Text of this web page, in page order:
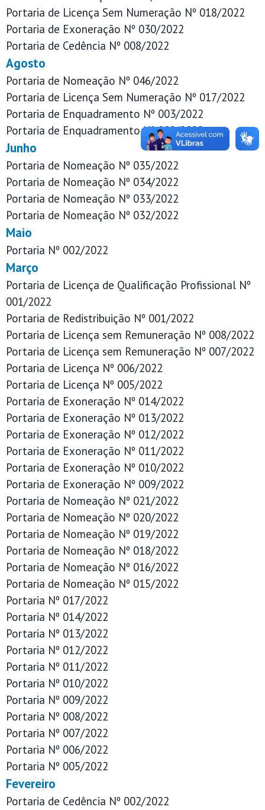
Portaria de Licença Sem Numeração Nº 018/2022
Portaria de Exoneração Nº 030/2022
Portaria de Cedência Nº 008/2022
Agosto
Portaria de Nomeação Nº 046/2022
Portaria de Licença Sem Numeração Nº 017/2022
Portaria de Enquadramento Nº 003/2022
Portaria de Enquadramento Nº 002/2022
Junho
Portaria de Nomeação Nº 035/2022
Portaria de Nomeação Nº 034/2022
Portaria de Nomeação Nº 033/2022
Portaria de Nomeação Nº 032/2022
Maio
Portaria Nº 002/2022
Março
Portaria de Licença de Qualificação Profissional Nº
001/2022
Portaria de Redistribuição Nº 001/2022
Portaria de Licença sem Remuneração Nº 008/2022
Portaria de Licença sem Remuneração Nº 007/2022
Portaria de Licença Nº 006/2022
Portaria de Licença Nº 005/2022
Portaria de Exoneração Nº 014/2022
Portaria de Exoneração Nº 013/2022
Portaria de Exoneração Nº 012/2022
Portaria de Exoneração Nº 011/2022
Portaria de Exoneração Nº 010/2022
Portaria de Exoneração Nº 009/2022
Portaria de Nomeação Nº 021/2022
Portaria de Nomeação Nº 020/2022
Portaria de Nomeação Nº 019/2022
Portaria de Nomeação Nº 018/2022
Portaria de Nomeação Nº 016/2022
Portaria de Nomeação Nº 015/2022
Portaria Nº 017/2022
Portaria Nº 014/2022
Portaria Nº 013/2022
Portaria Nº 012/2022
Portaria Nº 011/2022
Portaria Nº 010/2022
Portaria Nº 009/2022
Portaria Nº 008/2022
Portaria Nº 007/2022
Portaria Nº 006/2022
Portaria Nº 005/2022
Fevereiro
Portaria de Cedência Nº 002/2022